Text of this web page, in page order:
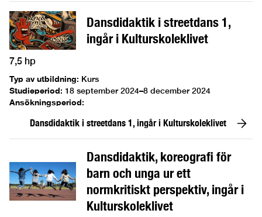
Dansdidaktik i streetdans 1,
ingår i Kulturskoleklivet
7,5 hp
Typ av utbildning: Kurs
Studieperiod: 18 september 2024–8 december 2024
Ansökningsperiod:
Dansdidaktik i streetdans 1, ingår i Kulturskoleklivet
Dansdidaktik, koreografi för
barn och unga ur ett
normkritiskt perspektiv, ingår i
Kulturskoleklivet